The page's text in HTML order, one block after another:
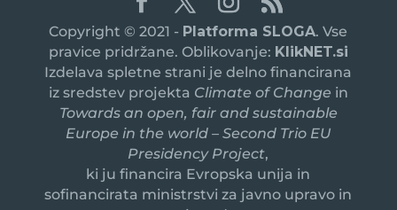
Copyright © 2021 - Platforma SLOGA. Vse
pravice pridržane. Oblikovanje: KlikNET.si
Izdelava spletne strani je delno financirana
iz sredstev projekta Climate of Change in
Towards an open, fair and sustainable
Europe in the world – Second Trio EU
Presidency Project,
ki ju financira Evropska unija in
sofinancirata ministrstvi za javno upravo in